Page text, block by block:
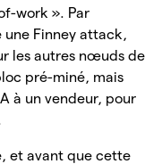
work ». Par
Finney attack,
les autres nœuds de
pré-miné, mais
à un vendeur, pour
et avant que cette